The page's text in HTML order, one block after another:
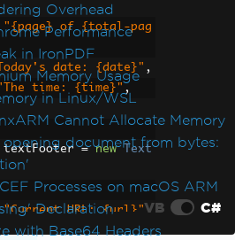
Overhead
Performance
in IronPDF
Memory Usage
in Linux/WSL
Cannot Allocate Memory
opening document from bytes:
Processes on macOS ARM
Declaration
with Base64 Headers
"{page} of {total-pag
date: {date}" ,
time: {time}" ,
= new
Text
"Current URL: {url}" ,
of the HTML: {ht
VB C#